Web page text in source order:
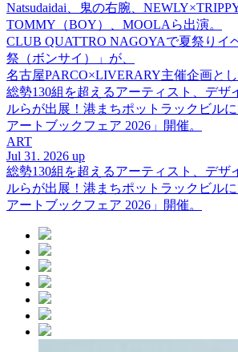
Natsudaidai、鬼の右腕、
TOMMY（BOY）、MOOLAら出演。
CLUB QUATTRO NAGOYAで夏祭りイ
祭（ボンサイ）」が、
名古屋PARCO×LIVERARY主催企画とし
総勢130組を超えるアーティスト、デザ
ルらが出展！港まちポットラックビル
アートブックフェア 2026」開催。
ART
Jul 31. 2026 up
総勢130組を超えるアーティスト、デザ
ルらが出展！港まちポットラックビル
アートブックフェア 2026」開催。